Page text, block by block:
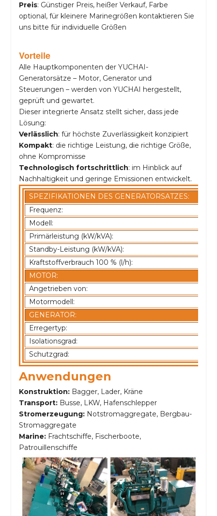
Preis: Günstiger Preis, heißer Verkauf, Farbe
optional, für kleinere Marinegrößen kontaktieren Sie
uns bitte für individuelle Größen
Vorteile
Alle Hauptkomponenten der YUCHAI-
Generatorsätze – Motor, Generator und
Steuerungen – werden von YUCHAI hergestellt,
geprüft und gewartet.
Dieser integrierte Ansatz stellt sicher, dass jede
Lösung:
Verlässlich: für höchste Zuverlässigkeit konzipiert
Kompakt: die richtige Leistung, die richtige Größe,
ohne Kompromisse
Technologisch fortschrittlich: im Hinblick auf
Nachhaltigkeit und geringe Emissionen entwickelt.
SPEZIFIKATIONEN DES GENERATORSATZES:
Frequenz:
Modell:
Primärleistung (kW/kVA):
Standby-Leistung (kW/kVA):
Kraftstoffverbrauch 100 % (l/h):
MOTOR:
Angetrieben von:
Motormodell:
GENERATOR:
Erregertyp:
Isolationsgrad:
Schutzgrad:
Anwendungen
Konstruktion: Bagger, Lader, Kräne
Transport: Busse, LKW, Hafenschlepper
Stromerzeugung: Notstromaggregate, Bergbau-
Stromaggregate
Marine: Frachtschiffe, Fischerboote,
Patrouillenschiffe